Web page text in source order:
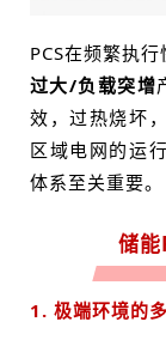
PCS在频繁执
过大/负载突增
效，过热烧坏
区域电网的运
体系至关重要。
储能
1. 极端环境的